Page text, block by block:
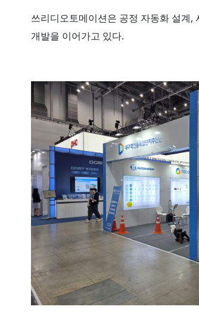
쓰리디오토메이션은 공정 자동화 설계
개발을 이어가고 있다.